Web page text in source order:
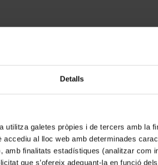
Detalls
utilitza galetes pròpies i de tercers amb la
al lloc web amb determinades
amb finalitats estadístiques (analitzar com
que s’ofereix adequant-la en funció
in
policies
Si la ciència és la
pregunta?
22 Junio, 2018